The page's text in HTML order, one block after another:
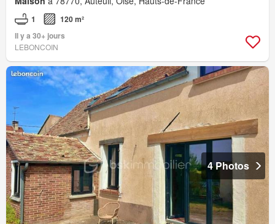
1
120 m²
Il y a 30+ jours
LEBONCOIN
4 Photos